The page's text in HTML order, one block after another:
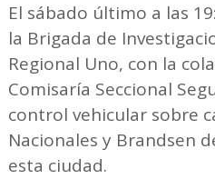
El sábado último a las
la Brigada de
Regional Uno, con la
Comisaría Seccional
control vehicular sobre
Nacionales y Brandsen
esta ciudad.